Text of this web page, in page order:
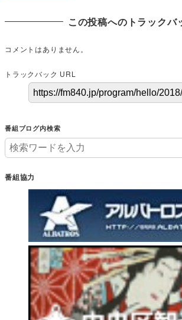
この投稿へのトラックバ
コメントはありません。
トラックバック URL
番組ブログ内検索
番組協力